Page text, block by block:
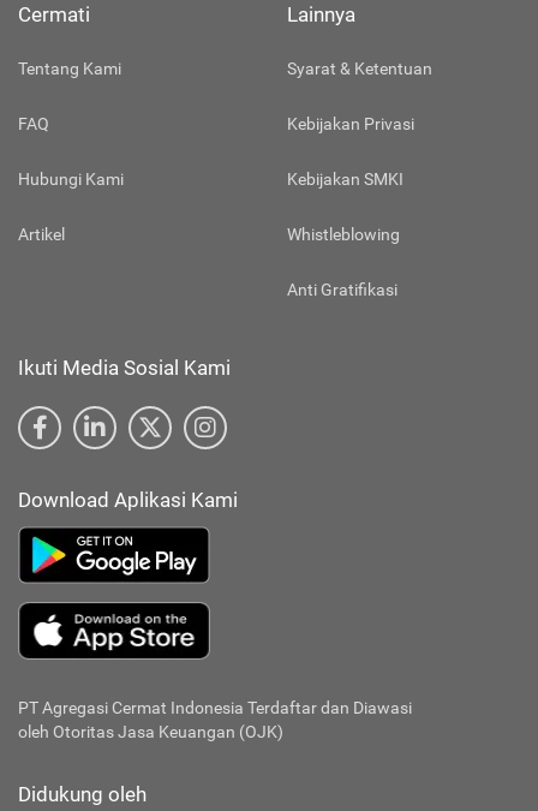
Cermati
Tentang Kami
FAQ
Hubungi Kami
Artikel
Lainnya
Syarat & Ketentuan
Kebijakan Privasi
Kebijakan SMKI
Whistleblowing
Anti Gratifikasi
Ikuti Media Sosial Kami
Download Aplikasi Kami
PT Agregasi Cermat Indonesia Terdaftar dan Diawasi
oleh Otoritas Jasa Keuangan (OJK)
Didukung oleh